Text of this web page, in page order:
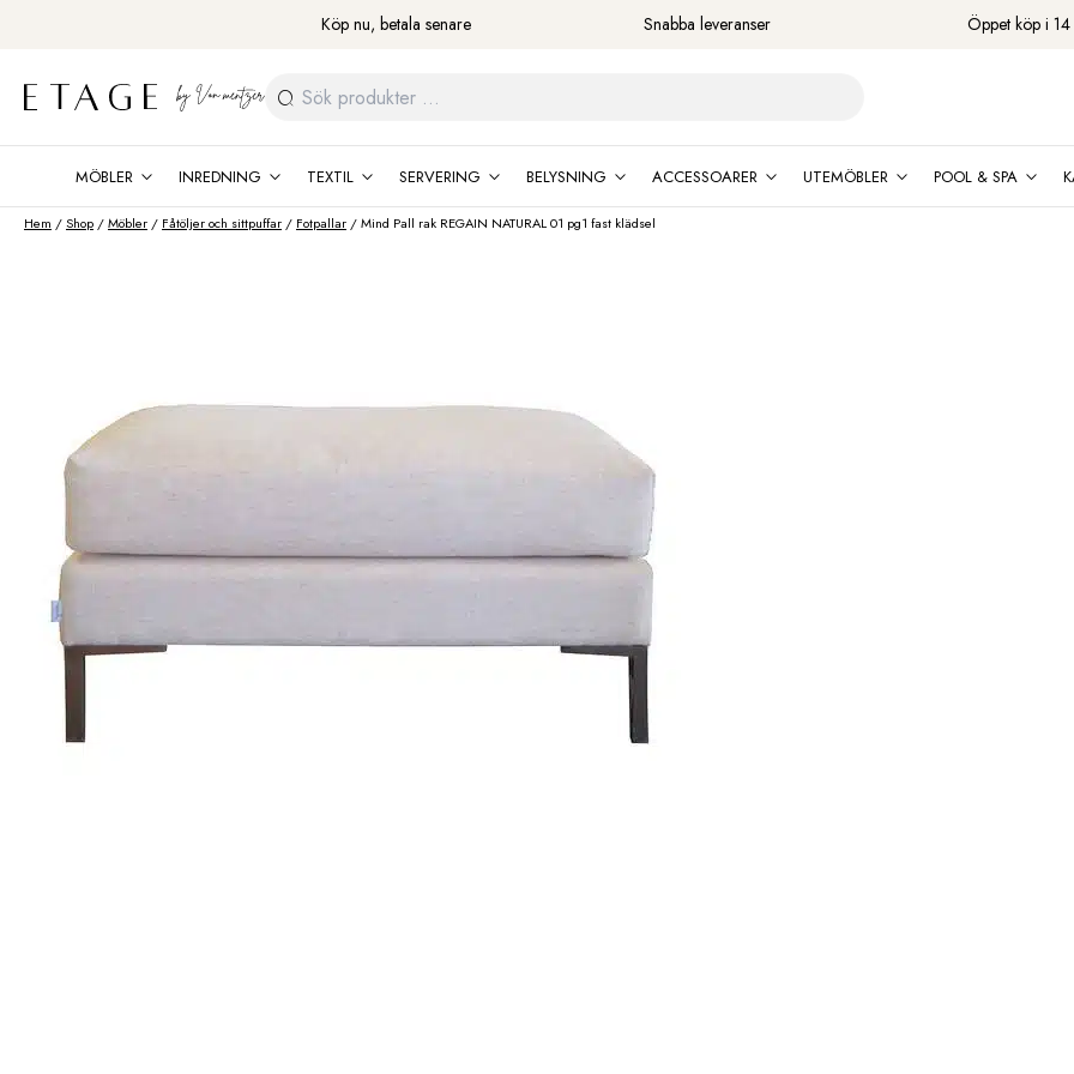
Köp nu, betala senare Snabba leveranser Öppet köp i
Sök
efter:
MÖBLER INREDNING TEXTIL SERVERING BELYSNING ACCESSOARER UTEMÖBLER POOL & SPA
Hem /Shop /Möbler / Fåtöljer och sittpuffar / Fotpallar / Mind Pall rak REGAIN NATURAL 01 pg1 fast klädsel